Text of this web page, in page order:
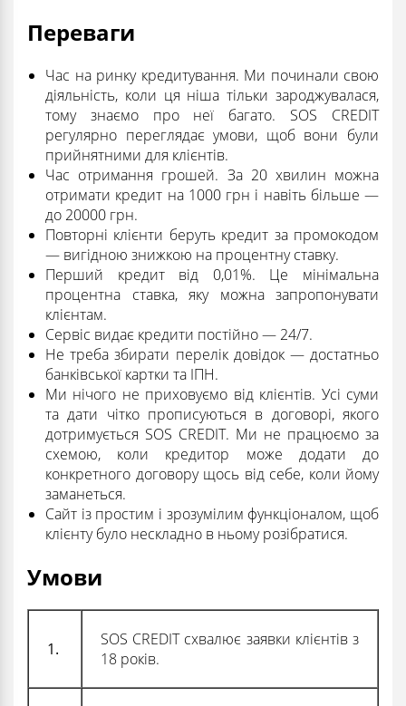
Переваги
Час на ринку кредитування. Ми починали свою
діяльність, коли ця ніша тільки зароджувалася,
тому знаємо про неї багато. SOS CREDIT
регулярно переглядає умови, щоб вони були
прийнятними для клієнтів.
Час отримання грошей. За 20 хвилин можна
отримати кредит на 1000 грн і навіть більше —
до 20000 грн.
Повторні клієнти беруть кредит за промокодом
— вигідною знижкою на процентну ставку.
Перший кредит від 0,01%. Це мінімальна
процентна ставка, яку можна запропонувати
клієнтам.
Сервіс видає кредити постійно — 24/7.
Не треба збирати перелік довідок — достатньо
банківської картки та ІПН.
Ми нічого не приховуємо від клієнтів. Усі суми
та дати чітко прописуються в договорі, якого
дотримується SOS CREDIT. Ми не працюємо за
схемою, коли кредитор може додати до
конкретного договору щось від себе, коли йому
заманеться.
Сайт із простим і зрозумілим функціоналом, щоб
клієнту було нескладно в ньому розібратися.
Умови
1.
SOS CREDIT схвалює заявки клієнтів з
18 років.